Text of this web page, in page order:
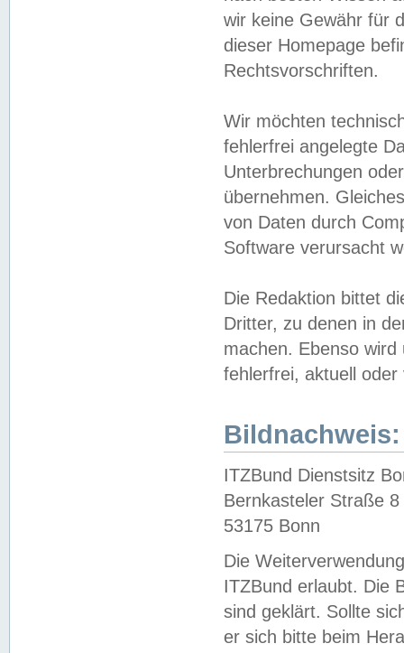
wir keine Gewähr für
dieser Homepage
Rechtsvorschriften.
Wir möchten
fehlerfrei angelegte
Unterbrechungen
übernehmen.
von Daten durch
Software verursacht
Die Redaktion bittet
Dritter, zu denen in
machen. Ebenso
fehlerfrei, aktuell oder
Bildnachweis:
ITZBund Dienstsitz
Bernkasteler Straße 8
53175 Bonn
Die
ITZBund erlaubt. Die
sind geklärt. Sollte
er sich bitte beim